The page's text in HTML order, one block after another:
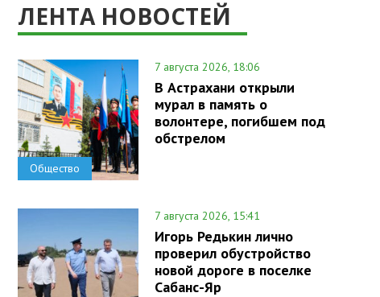
ЛЕНТА НОВОСТЕЙ
Общество
7 августа 2026, 18:06
В Астрахани открыли
мурал в память о
волонтере, погибшем под
обстрелом
7 августа 2026, 15:41
Игорь Редькин лично
проверил обустройство
новой дороге в поселке
Сабанс-Яр